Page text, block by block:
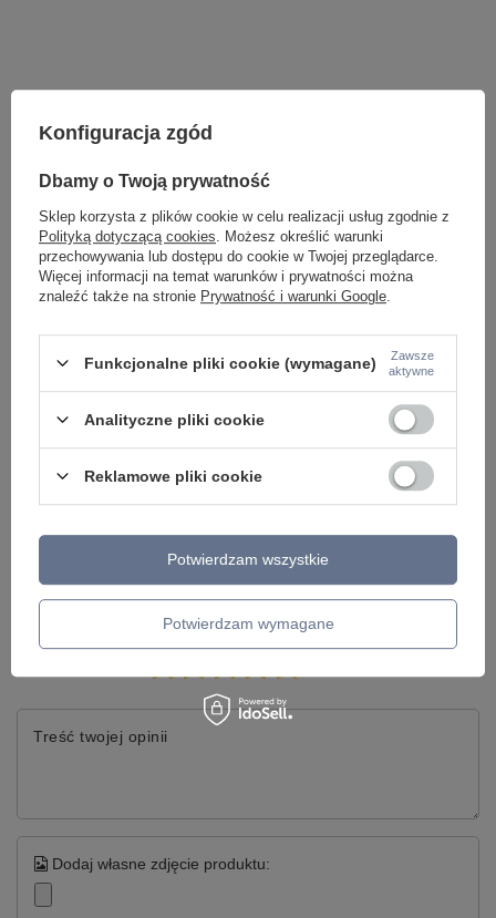
Potrzebujesz pomocy? Masz pytania lub
chcesz lepszą cenę?
Napisz do nas - doradzimy, odpowiemy
szybko i przygotujemy indywidualną ofertę
dopasowaną do Ciebie..
Napisz do nas
Model znajdziesz w kategoriach
Napisz swoją opinię
Twoja ocena:
Treść twojej opinii
Dodaj własne zdjęcie produktu:
Konfiguracja zgód
Dbamy o Twoją prywatność
Sklep korzysta z plików cookie w celu realizacji usług zgodnie z
Polityką dotyczącą cookies . Możesz określić warunki
przechowywania lub dostępu do cookie w Twojej przeglądarce.
Więcej informacji na temat warunków i prywatności można
znaleźć także na stronie Prywatność i warunki Google
Funkcjonalne pliki cookie (wymagane)
Zawsze
aktywne
Analityczne pliki cookie
Reklamowe pliki cookie
Potwierdzam wymagane
Potwierdzam wszystkie